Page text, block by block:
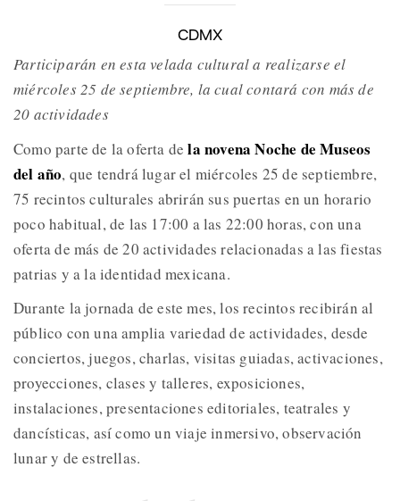
CDMX
Participarán en esta velada cultural a realizarse el
miércoles 25 de septiembre, la cual contará con más de
20 actividades
Como parte de la oferta de la novena Noche de Museos
del año, que tendrá lugar el miércoles 25 de septiembre,
75 recintos culturales abrirán sus puertas en un horario
poco habitual, de las 17:00 a las 22:00 horas, con una
oferta de más de 20 actividades relacionadas a las fiestas
patrias y a la identidad mexicana.
Durante la jornada de este mes, los recintos recibirán al
público con una amplia variedad de actividades, desde
conciertos, juegos, charlas, visitas guiadas, activaciones,
proyecciones, clases y talleres, exposiciones,
instalaciones, presentaciones editoriales, teatrales y
dancísticas, así como un viaje inmersivo, observación
lunar y de estrellas.